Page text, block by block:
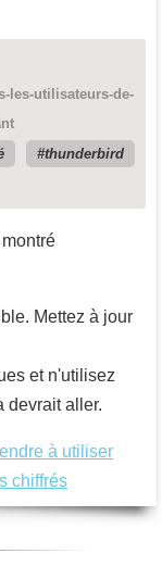
les-utilisateurs-de-
thunderbird
Mettez à jour
et n'utilisez
devrait aller.
à utiliser
chiffrés